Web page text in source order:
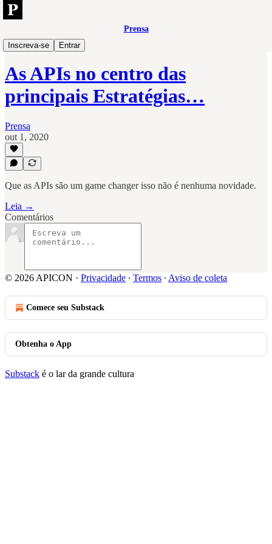
Prensa
Inscreva-se
Entrar
Tech
As APIs no centro das
principais Estratégias…
Prensa
out 1, 2020
Que as APIs são um game changer isso não é nenhuma novidade.
Leia →
Comentários
© 2026 APICON · Privacidade ∙ Termos ∙ Aviso de coleta
Comece seu Substack
Obtenha o App
Substack é o lar da grande cultura